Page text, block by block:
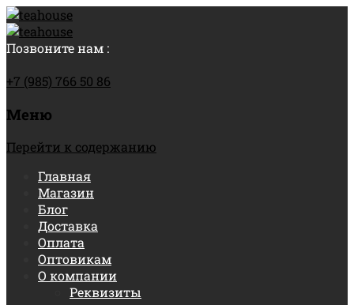
Позвоните нам :
+7 (985) 766 50 86
Меню
Перейти к содержанию
Главная
Магазин
Блог
Доставка
Оплата
Оптовикам
О компании
Реквизиты